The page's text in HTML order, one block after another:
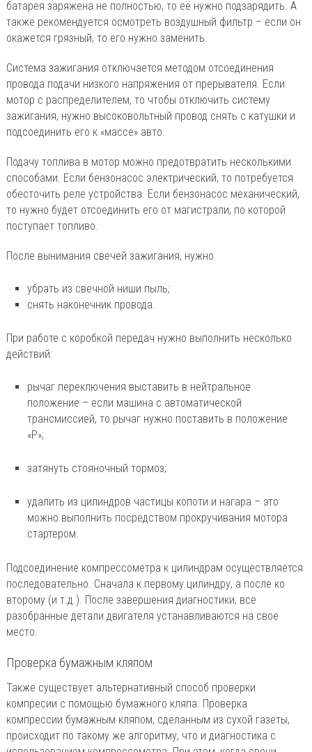
батарея заряжена не полностью, то её нужно подзарядить. А
также рекомендуется осмотреть воздушный фильтр – если он
окажется грязный, то его нужно заменить.
Система зажигания отключается методом отсоединения
провода подачи низкого напряжения от прерывателя. Если
мотор с распределителем, то чтобы отключить систему
зажигания, нужно высоковольтный провод снять с катушки и
подсоединить его к «массе» авто.
Подачу топлива в мотор можно предотвратить несколькими
способами. Если бензонасос электрический, то потребуется
обесточить реле устройства. Если бензонасос механический,
то нужно будет отсоединить его от магистрали, по которой
поступает топливо.
После вынимания свечей зажигания, нужно
убрать из свечной ниши пыль;
снять наконечник провода.
При работе с коробкой передач нужно выполнить несколько
действий:
рычаг переключения выставить в нейтральное
положение – если машина с автоматической
трансмиссией, то рычаг нужно поставить в положение
«Р»;
затянуть стояночный тормоз;
удалить из цилиндров частицы копоти и нагара – это
можно выполнить посредством прокручивания мотора
стартером.
Подсоединение компрессометра к цилиндрам осуществляется
последовательно. Сначала к первому цилиндру, а после ко
второму (и т.д.). После завершения диагностики, все
разобранные детали двигателя устанавливаются на свое
место.
Проверка бумажным кляпом
Также существует альтернативный способ проверки
компресии с помощью бумажного кляпа. Проверка
компрессии бумажным кляпом, сделанным из сухой газеты,
происходит по такому же алгоритму, что и диагностика с